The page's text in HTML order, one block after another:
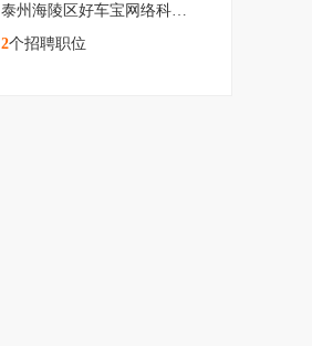
泰州海陵区好车宝网络科技有限公
2个招聘职位